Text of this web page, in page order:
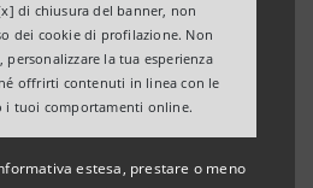
di chiusura del banner, non
dei cookie di profilazione. Non
personalizzare la tua esperienza
offrirti contenuti in linea con le
i tuoi comportamenti online.
estesa, prestare o meno
è parte del progetto
La Vigna società